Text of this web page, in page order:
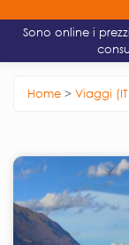
Sono online i
Home > Viaggi